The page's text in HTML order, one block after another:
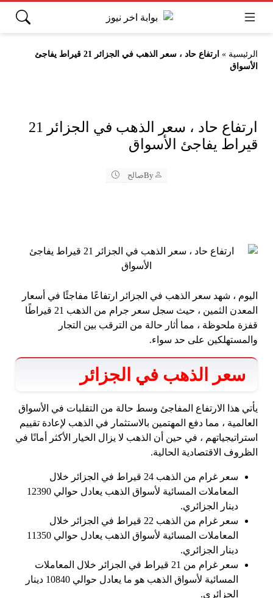
الرئيسية »
ارتفاع حاد ، سعر الذهب في الجزائر 21 قيراط يفاجئ
الأسواق
ارتفاع حاد ، سعر الذهب في الجزائر 21
قيراط يفاجئ الأسواق
Byصالح
اليوم ، شهد سعر الذهب في الجزائر ارتفاعًا مفاجئًا في أسعار
المعدن الثمين ، حيث سجل سعر جرام من الذهب 21 قيراطًا
قفزة ملحوظة ، مما أثار حالة من الترقب بين التجار
والمستهلكين على حد سواء.
سعر الذهب في الجزائر
يأتي هذا الارتفاع المفاجئ وسط حالة من التقلبات في الأسواق
العالمية ، مما دفع المهتمين بالاستثمار في الذهب لإعادة تقييم
استراتيجياتهم ، في حين أن الذهب لا يزال الخيار الأكثر أمانًا في
الظروف الاقتصادية الحالية.
سعر غرام من الذهب 24 قيراط في الجزائر خلال
المعاملات المسائية لأسواق الذهب يعادل حوالي 12390
دينار الجزائري.
سعر غرام من الذهب 22 قيراط في الجزائر خلال
المعاملات المسائية لأسواق الذهب يعادل حوالي 11350
دينار الجزائري.
سعر غرام من 21 قيراط في الجزائر خلال المعاملات
المسائية لأسواق الذهب هو ما يعادل حوالي 10840 دينار
الجزائري.